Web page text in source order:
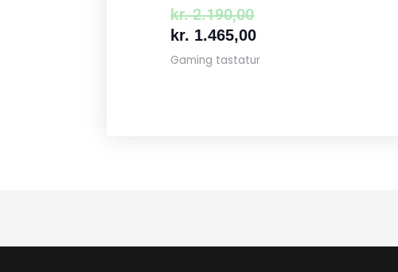
kr.2.190,00
kr. 1.465,00
Gaming tastatur